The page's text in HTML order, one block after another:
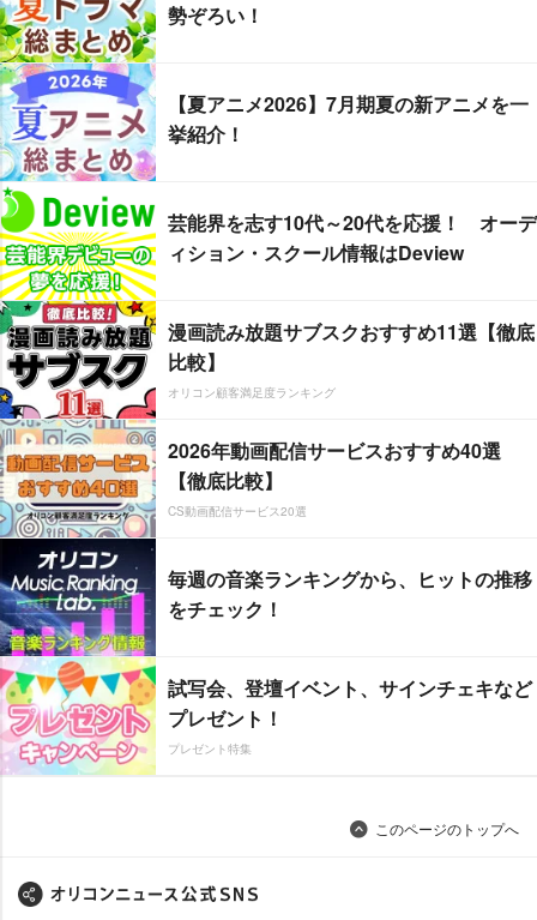
勢ぞろい！
【夏アニメ2026】7月期夏の新アニメを一
挙紹介！
芸能界を志す10代～20代を応援！ オーデ
ィション・スクール情報はDeview
漫画読み放題サブスクおすすめ11選【徹底
比較】
オリコン顧客満足度ランキング
2026年動画配信サービスおすすめ40選
【徹底比較】
CS動画配信サービス20選
毎週の音楽ランキングから、ヒットの推移
をチェック！
試写会、登壇イベント、サインチェキなど
プレゼント！
プレゼント特集
このページのトップへ